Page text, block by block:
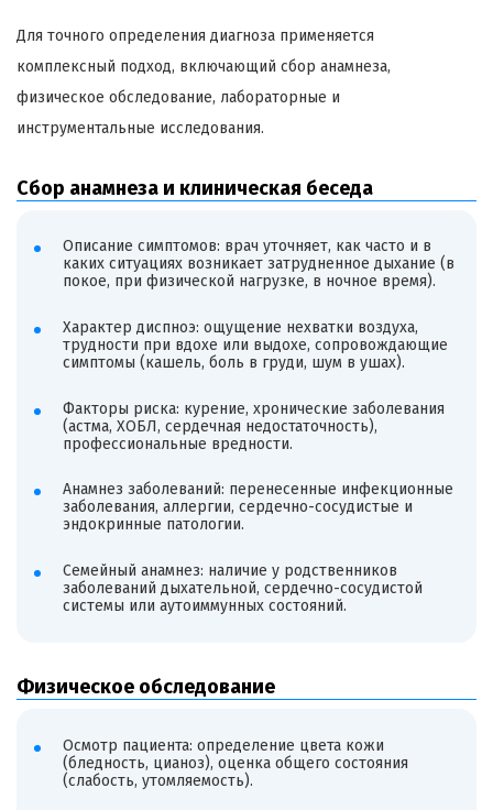
Для точного определения диагноза применяется
комплексный подход, включающий сбор анамнеза,
физическое обследование, лабораторные и
инструментальные исследования.
Сбор анамнеза и клиническая беседа
Описание симптомов: врач уточняет, как часто и в
каких ситуациях возникает затрудненное дыхание (в
покое, при физической нагрузке, в ночное время).
Характер диспноэ: ощущение нехватки воздуха,
трудности при вдохе или выдохе, сопровождающие
симптомы (кашель, боль в груди, шум в ушах).
Факторы риска: курение, хронические заболевания
(астма, ХОБЛ, сердечная недостаточность),
профессиональные вредности.
Анамнез заболеваний: перенесенные инфекционные
заболевания, аллергии, сердечно-сосудистые и
эндокринные патологии.
Семейный анамнез: наличие у родственников
заболеваний дыхательной, сердечно-сосудистой
системы или аутоиммунных состояний.
Физическое обследование
Осмотр пациента: определение цвета кожи
(бледность, цианоз), оценка общего состояния
(слабость, утомляемость).